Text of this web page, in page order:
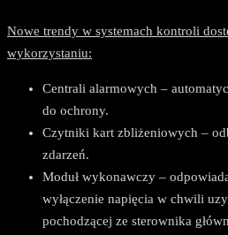
Nowe trendy w systemach kontroli
wykorzystaniu:
Centrali alarmowych –
do ochrony.
Czytniki kart zbliżeniowych –
zdarzeń.
Moduł wykonawczy –
wyłączenie napięcia w chwili
pochodzącej ze sterownika